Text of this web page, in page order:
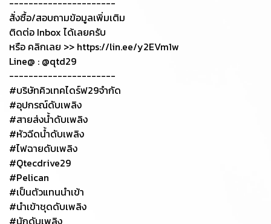
สั่งซื้อ/สอบถามข้อมูลเพิ่มเติม
ติดต่อ Inbox ได้เลยครับ
หรือ คลิกเลย >> https://lin.ee/y2EVm1w
Line@ : @qtd29
----------------------
#บริษัทคิวเทคไดร์ฟ29จำกัด
#อุปกรณ์ดับเพลิง
#สายส่งน้ำดับเพลิง
#หัวฉีดน้ำดับเพลิง
#ไฟฉายดับเพลิง
#Qtecdrive29
#Pelican
#เป็นตัวแทนนำเข้า
#นำเข้าชุดดับเพลิง
#นักดับเพลิง